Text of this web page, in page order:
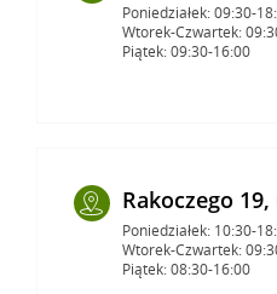
Poniedziałek: 09:30-
Wtorek-Czwartek:
Piątek: 09:30-16:00
Rakoczego
Poniedziałek: 10:30-
Wtorek-Czwartek:
Piątek: 08:30-16:00